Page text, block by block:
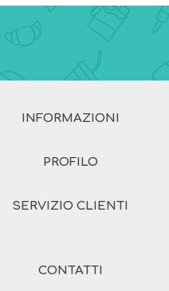
INFORMAZIONI
PROFILO
SERVIZIO CLIENTI
CONTATTI